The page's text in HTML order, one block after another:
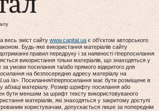
весь зміст сайту www.capital.uaє об'єктом авторського
Будь-яке використання матеріалів сайту
правил передруку і за наявності гіперпосилання
використання тільки матеріалів, що знаходяться у
за умови посилання та/або прямого відкритого для
на безпосередню адресу матеріалу на
/a>. Посилання/гіперпосилання має бути розміщене в
абзаці матеріалу. Розмір шрифту посилання або
бути меншим за шрифт тексту використовуваного
матеріалів, які знаходяться у закритому доступі
користувачам, допускається лише за попереднім